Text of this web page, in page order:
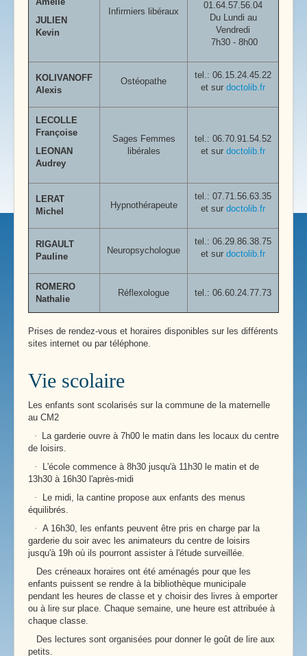
JULIEN
Kevin
Infirmiers libéraux
01.64.57.56.04
Du Lundi au
Vendredi
7h30 - 8h00
KOLIVANOFF
Alexis
Ostéopathe
tel.: 06.15.24.45.22
et sur doctolib.fr
LECOLLE
Françoise
LEONAN
Audrey
Sages Femmes
libérales
tel.: 06.70.91.54.52
et sur doctolib.fr
LERAT
Michel
Hypnothérapeute
tel.: 07.71.56.63.35
et sur doctolib.fr
RIGAULT
Pauline
Neuropsychologue
tel.: 06.29.86.38.75
et sur doctolib.fr
ROMERO
Nathalie
Réflexologue tel.: 06.60.24.77.73
Prises de rendez-vous et horaires disponibles sur les différents
sites internet ou par téléphone.
Vie scolaire
Les enfants sont scolarisés sur la commune de la maternelle
au CM2
·
La garderie ouvre à 7h00 le matin dans les locaux du centre
de loisirs.
·
L'école commence à 8h30 jusqu'à 11h30 le matin et de
13h30 à 16h30 l'après-midi
·
Le midi, la cantine propose aux enfants des menus
équilibrés.
· A 16h30, les enfants peuvent être pris en charge par la
garderie du soir avec les animateurs du centre de loisirs
jusqu'à 19h où ils pourront assister à l'étude surveillée.
Des créneaux horaires ont été aménagés pour que les
enfants puissent se rendre à la bibliothèque municipale
pendant les heures de classe et y choisir des livres à emporter
ou à lire sur place. Chaque semaine, une heure est attribuée à
chaque classe.
Des lectures sont organisées pour donner le goût de lire aux
petits.